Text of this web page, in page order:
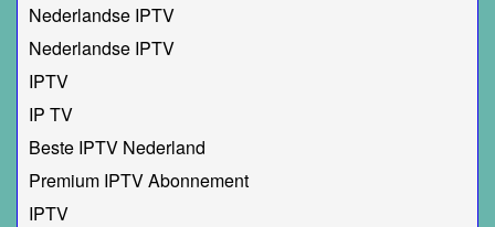
Nederlandse IPTV
Nederlandse IPTV
IPTV
IP TV
Beste IPTV Nederland
Premium IPTV Abonnement
IPTV